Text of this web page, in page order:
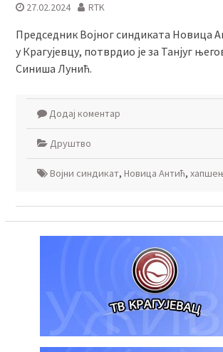
27.02.2024 RTK
Председник Војног синдиката Новица
у Крагујевцу, потврдио је за Танјуг
Синиша Лунић.
Додај коментар
Друштво
Војни синдикат, Новица Антић,